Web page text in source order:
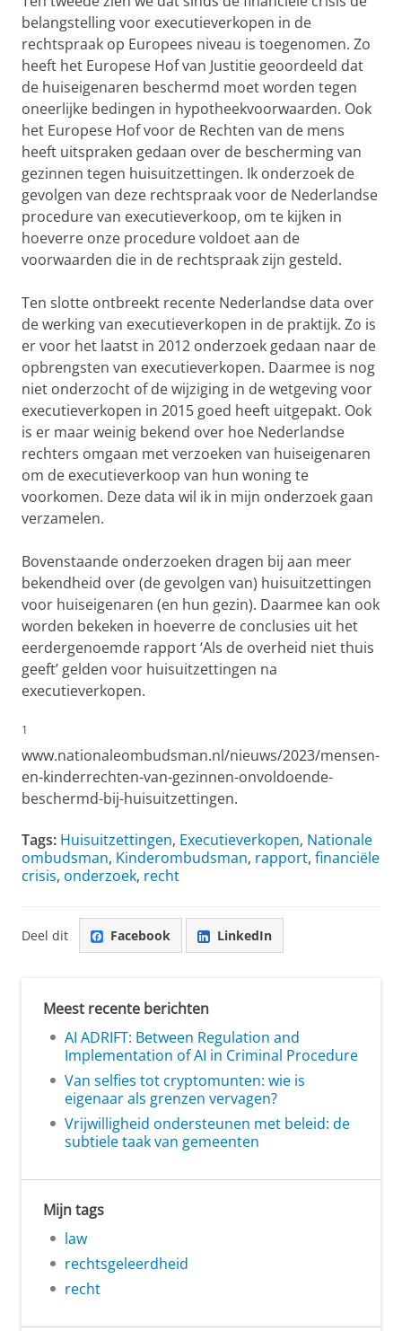
belangstelling voor executieverkopen in de
rechtspraak op Europees niveau is toegenomen. Zo
heeft het Europese Hof van Justitie geoordeeld dat
de huiseigenaren beschermd moet worden tegen
oneerlijke bedingen in hypotheekvoorwaarden. Ook
het Europese Hof voor de Rechten van de mens
heeft uitspraken gedaan over de bescherming van
gezinnen tegen huisuitzettingen. Ik onderzoek de
gevolgen van deze rechtspraak voor de Nederlandse
procedure van executieverkoop, om te kijken in
hoeverre onze procedure voldoet aan de
voorwaarden die in de rechtspraak zijn gesteld.
Ten slotte ontbreekt recente Nederlandse data over
de werking van executieverkopen in de praktijk. Zo is
er voor het laatst in 2012 onderzoek gedaan naar de
opbrengsten van executieverkopen. Daarmee is nog
niet onderzocht of de wijziging in de wetgeving voor
executieverkopen in 2015 goed heeft uitgepakt. Ook
is er maar weinig bekend over hoe Nederlandse
rechters omgaan met verzoeken van huiseigenaren
om de executieverkoop van hun woning te
voorkomen. Deze data wil ik in mijn onderzoek gaan
verzamelen.
Bovenstaande onderzoeken dragen bij aan meer
bekendheid over (de gevolgen van) huisuitzettingen
voor huiseigenaren (en hun gezin). Daarmee kan ook
worden bekeken in hoeverre de conclusies uit het
eerdergenoemde rapport ‘Als de overheid niet thuis
geeft’ gelden voor huisuitzettingen na
executieverkopen.
1
www.nationaleombudsman.nl/nieuws/2023/mensen-
en-kinderrechten-van-gezinnen-onvoldoende-
beschermd-bij-huisuitzettingen.
Tags: Huisuitzettingen, Executieverkopen, Nationale
ombudsman, Kinderombudsman, rapport, financiële
crisis, onderzoek, recht
Deel dit Facebook LinkedIn
Meest recente berichten
AI ADRIFT: Between Regulation and
Implementation of AI in Criminal Procedure
Van selfies tot cryptomunten: wie is
eigenaar als grenzen vervagen?
Vrijwilligheid ondersteunen met beleid: de
subtiele taak van gemeenten
Mijn tags
law
rechtsgeleerdheid
recht